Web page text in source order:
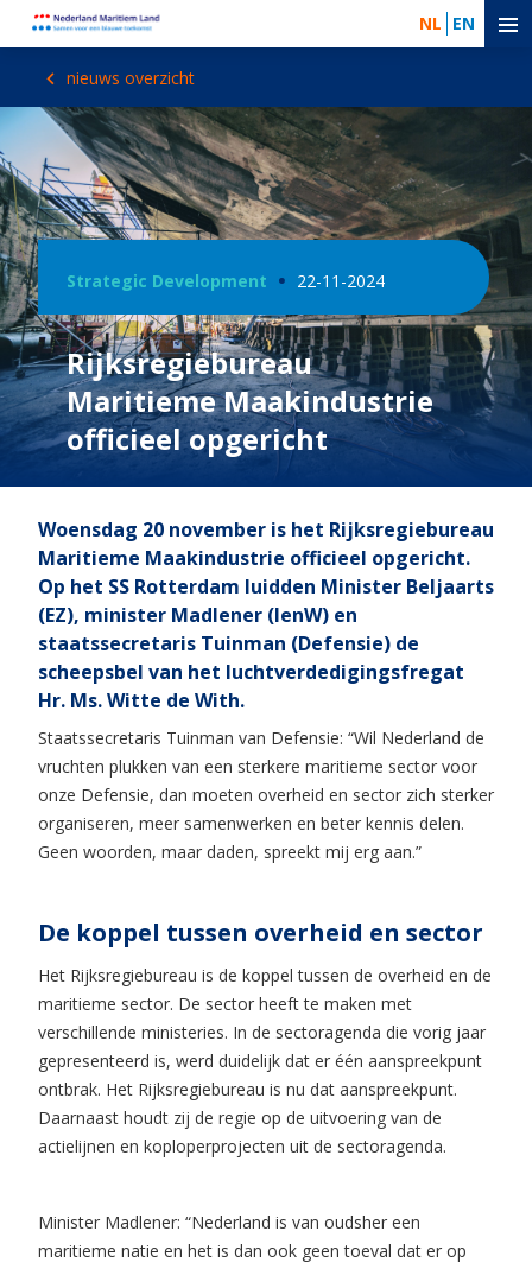
NL EN
nieuws overzicht
Strategic Development 22-11-2024
Rijksregiebureau
Maritieme Maakindustrie
officieel opgericht
Woensdag 20 november is het Rijksregiebureau
Maritieme Maakindustrie officieel opgericht.
Op het SS Rotterdam luidden Minister Beljaarts
(EZ), minister Madlener (IenW) en
staatssecretaris Tuinman (Defensie) de
scheepsbel van het luchtverdedigingsfregat
Hr. Ms. Witte de With.
Staatssecretaris Tuinman van Defensie: “Wil Nederland de
vruchten plukken van een sterkere maritieme sector voor
onze Defensie, dan moeten overheid en sector zich sterker
organiseren, meer samenwerken en beter kennis delen.
Geen woorden, maar daden, spreekt mij erg aan.”
De koppel tussen overheid en sector
Het Rijksregiebureau is de koppel tussen de overheid en de
maritieme sector. De sector heeft te maken met
verschillende ministeries. In de sectoragenda die vorig jaar
gepresenteerd is, werd duidelijk dat er één aanspreekpunt
ontbrak. Het Rijksregiebureau is nu dat aanspreekpunt.
Daarnaast houdt zij de regie op de uitvoering van de
actielijnen en koploperprojecten uit de sectoragenda.
Minister Madlener: “Nederland is van oudsher een
maritieme natie en het is dan ook geen toeval dat er op